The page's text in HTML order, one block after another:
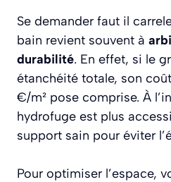
Se demander faut il
bain revient souvent à
durabilité. En effet, si le
étanchéité totale, son
€/m² pose comprise. À
hydrofuge est plus
support sain pour éviter
Pour optimiser l’espace,